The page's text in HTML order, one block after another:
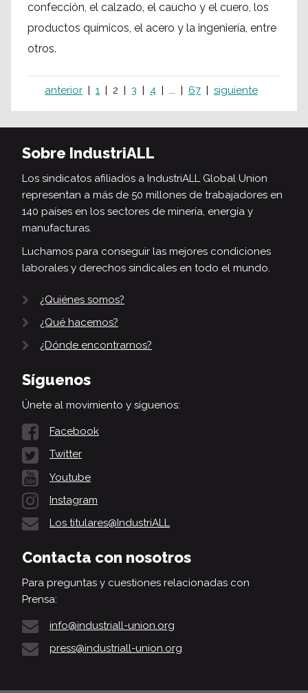
confección, el calzado, el caucho y el cuero, los
productos químicos, el acero y la ingeniería, entre
otros.
anterior 1 2 3 4 ... 67 siguiente
Sobre IndustriALL
Los sindicatos afiliados a IndustriALL Global Union
representan a más de 50 millones de trabajadores en
140 países en los sectores de minería, energía y
manufacturas.
Luchamos para conseguir las mejores condiciones
laborales y derechos sindicales en todo el mundo.
¿Quiénes somos?
¿Qué hacemos?
¿Dónde encontrarnos?
Síguenos
Únete al movimiento y síguenos:
Facebook
Twitter
Youtube
Instagram
Los titulares@IndustriALL
Contacta con nosotros
Para preguntas y cuestiones relacionadas con
Prensa:
info@industriall-union.org
press@industriall-union.org